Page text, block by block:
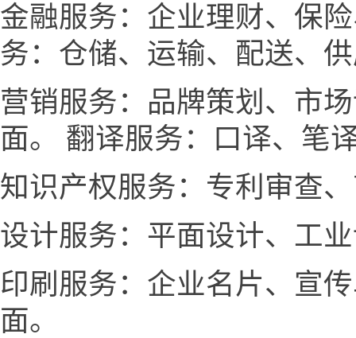
金融服务：企业理财、保
务：仓储、运输、配送、
营销服务：品牌策划、市
面。 翻译服务：口译、笔
知识产权服务：专利审查
设计服务：平面设计、工
印刷服务：企业名片、宣
面。